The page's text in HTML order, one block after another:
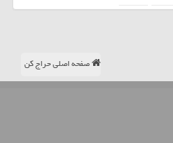
صفحه اصلی حراج کن